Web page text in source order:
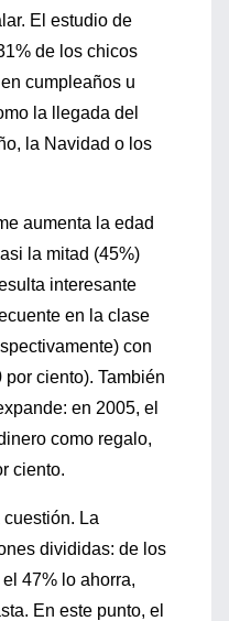
El estudio de
de los chicos
cumpleaños u
la llegada del
la Navidad o los
aumenta la edad
la mitad (45%)
interesante
en la clase
con
ciento). También
en 2005, el
como regalo,
ciento.
La
divididas: de los
47% lo ahorra,
En este punto, el